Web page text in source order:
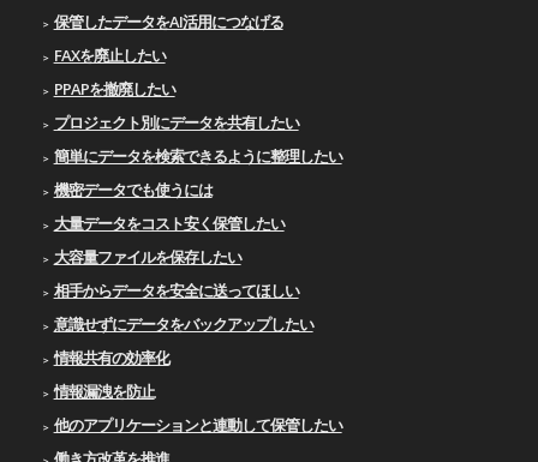
保管したデータをAI活用につなげる
FAXを廃止したい
PPAPを撤廃したい
プロジェクト別にデータを共有したい
簡単にデータを検索できるように整理したい
機密データでも使うには
大量データをコスト安く保管したい
大容量ファイルを保存したい
相手からデータを安全に送ってほしい
意識せずにデータをバックアップしたい
情報共有の効率化
情報漏洩を防止
他のアプリケーションと連動して保管したい